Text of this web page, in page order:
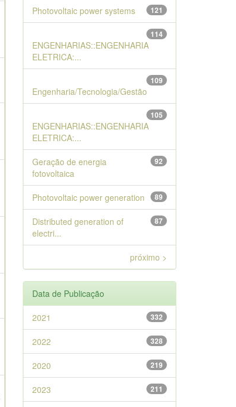
121
Photovoltaic power systems
114
ENGENHARIAS::ENGENHARIA
ELETRICA:...
109
Engenharia/Tecnologia/Gestão
105
ENGENHARIAS::ENGENHARIA
ELETRICA:...
92
Geração de energia
fotovoltaica
89
Photovoltaic power generation
87
Distributed generation of
electri...
próximo >
Data de Publicação
332
2021
328
2022
219
2020
211
2023